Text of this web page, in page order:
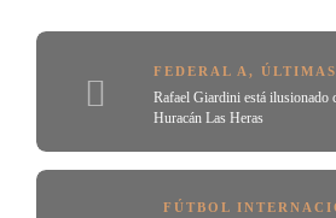
FEDERAL A ,
Rafael Giardini está ilusionado
Huracán Las Heras
FÚTBOL